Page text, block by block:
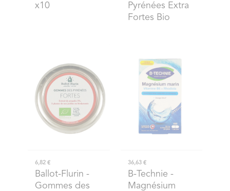
x10
Pyrénées Extra
Fortes Bio
6,82 €
Ballot-Flurin -
Gommes des
36,63 €
B-Technie -
Magnésium